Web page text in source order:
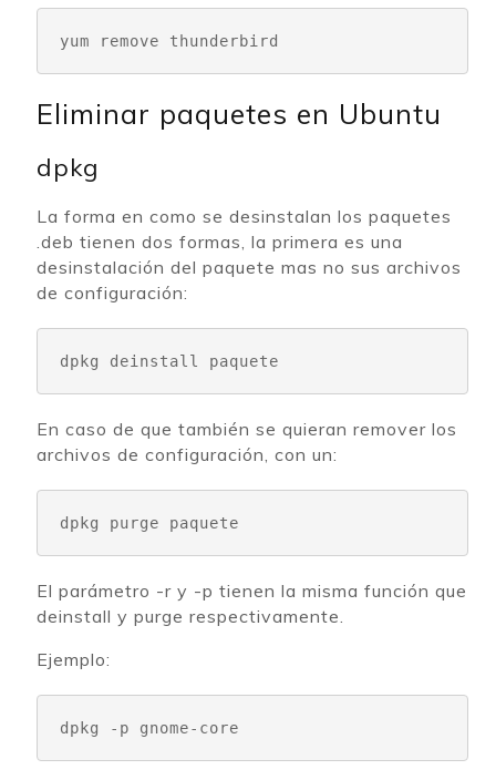
yum remove thunderbird
Eliminar paquetes en Ubuntu
dpkg
La forma en como se desinstalan los paquetes
.deb tienen dos formas, la primera es una
desinstalación del paquete mas no sus archivos
de configuración:
dpkg deinstall paquete
En caso de que también se quieran remover los
archivos de configuración, con un:
dpkg purge paquete
El parámetro -r y -p tienen la misma función que
deinstall y purge respectivamente.
Ejemplo:
dpkg -p gnome-core